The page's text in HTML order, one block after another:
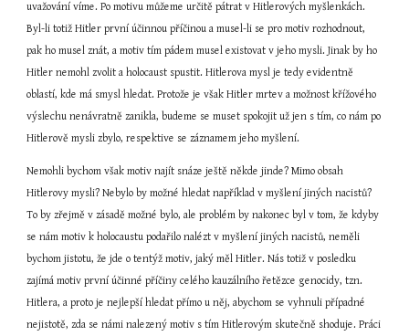
uvažování víme. Po motivu můžeme určitě pátrat v Hitlerových myšlenkách.
Byl-li totiž Hitler první účinnou příčinou a musel-li se pro motiv rozhodnout,
pak ho musel znát, a motiv tím pádem musel existovat v jeho mysli. Jinak by ho
Hitler nemohl zvolit a holocaust spustit. Hitlerova mysl je tedy evidentně
oblastí, kde má smysl hledat. Protože je však Hitler mrtev a možnost křížového
výslechu nenávratně zanikla, budeme se muset spokojit už jen s tím, co nám po
Hitlerově mysli zbylo, respektive se záznamem jeho myšlení.
Nemohli bychom však motiv najít snáze ještě někde jinde? Mimo obsah
Hitlerovy mysli? Nebylo by možné hledat například v myšlení jiných nacistů?
To by zřejmě v zásadě možné bylo, ale problém by nakonec byl v tom, že kdyby
se nám motiv k holocaustu podařilo nalézt v myšlení jiných nacistů, neměli
bychom jistotu, že jde o tentýž motiv, jaký měl Hitler. Nás totiž v posledku
zajímá motiv první účinné příčiny celého kauzálního řetězce genocidy, tzn.
Hitlera, a proto je nejlepší hledat přímo u něj, abychom se vyhnuli případné
nejistotě, zda se námi nalezený motiv s tím Hitlerovým skutečně shoduje. Práci